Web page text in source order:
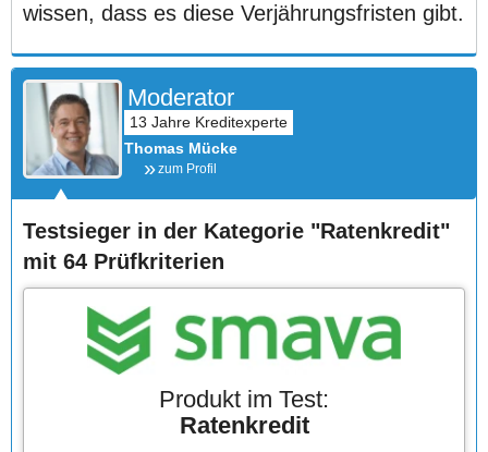
wissen, dass es diese Verjährungsfristen gibt.
Moderator
Thomas Mücke
zum Profil
Testsieger in der Kategorie "Ratenkredit"
mit 64 Prüfkriterien
Produkt im Test:
Ratenkredit